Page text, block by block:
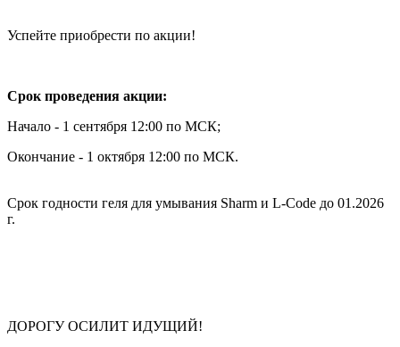
Успейте приобрести по акции!
Срок проведения акции:
Начало - 1 сентября 12:00 по МСК;
Окончание - 1 октября 12:00 по МСК.
Срок годности геля для умывания Sharm и L-Code до 01.2026
г.
ДОРОГУ ОСИЛИТ ИДУЩИЙ!